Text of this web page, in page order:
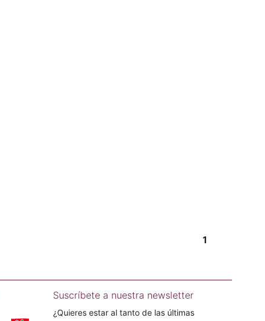
1
Suscríbete a nuestra newsletter
¿Quieres estar al tanto de las últimas